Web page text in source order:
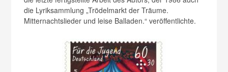
die Lyriksammlung „Trödelmarkt der Träume.
Mitternachtslieder und leise Balladen.“ veröffentlichte.